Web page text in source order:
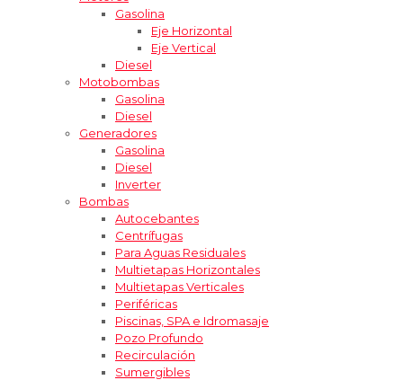
Gasolina
Eje Horizontal
Eje Vertical
Diesel
Motobombas
Gasolina
Diesel
Generadores
Gasolina
Diesel
Inverter
Bombas
Autocebantes
Centrífugas
Para Aguas Residuales
Multietapas Horizontales
Multietapas Verticales
Periféricas
Piscinas, SPA e Idromasaje
Pozo Profundo
Recirculación
Sumergibles